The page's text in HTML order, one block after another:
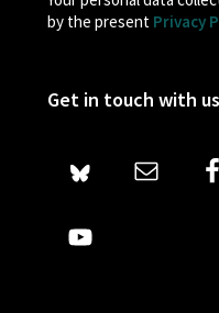
by the present Privacy
Get in touch with us